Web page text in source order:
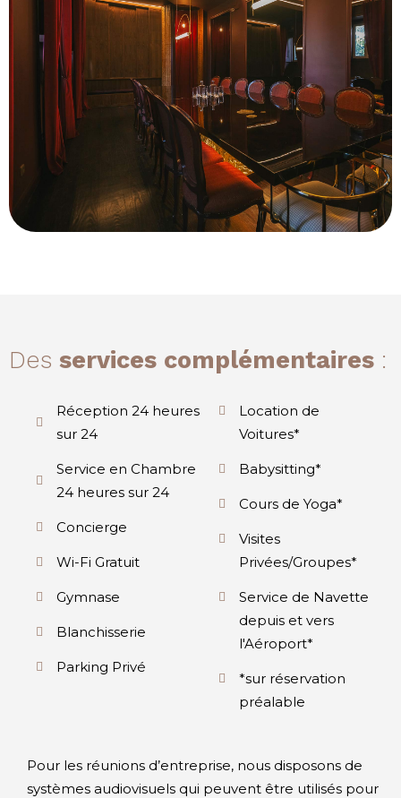
Des services complémentaires :
Réception 24 heures
sur 24
Service en Chambre
24 heures sur 24
Concierge
Wi-Fi Gratuit
Gymnase
Blanchisserie
Parking Privé
Location de
Voitures*
Babysitting*
Cours de Yoga*
Visites
Privées/Groupes*
Service de Navette
depuis et vers
l'Aéroport*
*sur réservation
préalable
Pour les réunions d’entreprise, nous disposons de
systèmes audiovisuels qui peuvent être utilisés pour